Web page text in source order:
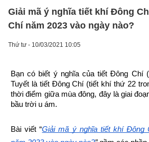
Giải mã ý nghĩa tiết khí Đông
Chí năm 2023 vào ngày nào?
Thứ tư - 10/03/2021 10:05
Bạn có biết ý nghĩa của tiết Đông Chí (
Tuyết là tiết Đông Chí (tiết khí thứ 22
thời điểm giữa mùa đông, đây là giai
bầu trời u ám.
Bài viết “Giải mã ý nghĩa tiết khí Đông